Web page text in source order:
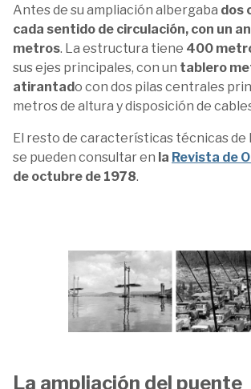
Antes de su ampliación albergaba dos
cada sentido de circulación, con un
metros. La estructura tiene 400
sus ejes principales, con un tablero
atirantado con dos pilas centrales
metros de altura y disposición de
El resto de características técnicas de
se pueden consultar en la Revista de
de octubre de 1978.
La ampliación del puente